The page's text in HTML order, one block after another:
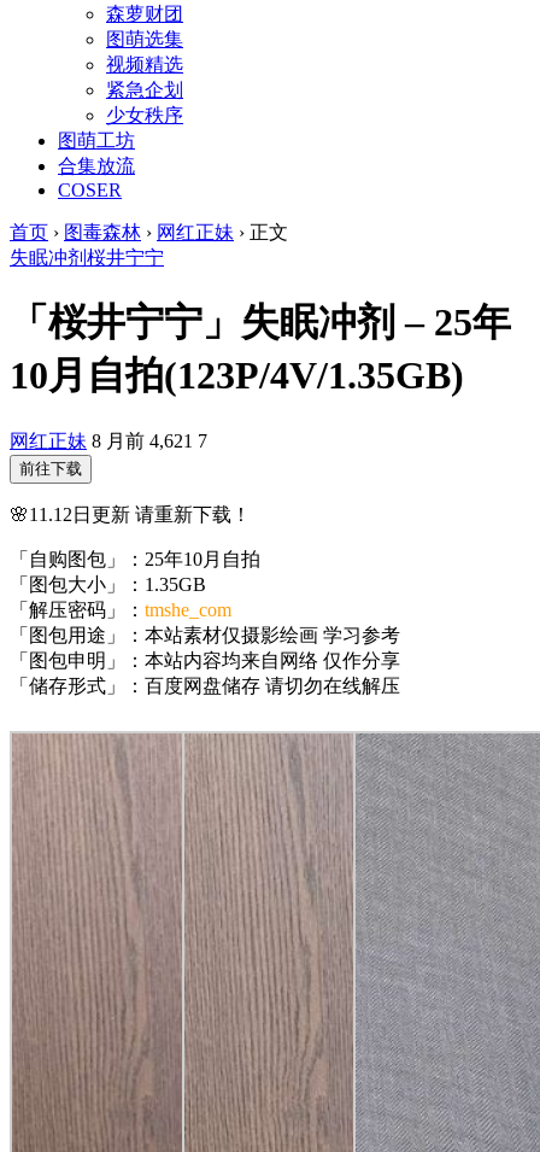
森萝财团
图萌选集
视频精选
紧急企划
少女秩序
图萌工坊
合集放流
COSER
首页 › 图毒森林 › 网红正妹 › 正文
失眠冲剂 桜井宁宁
「桜井宁宁」失眠冲剂 – 25年
10月自拍(123P/4V/1.35GB)
网红正妹 8 月前 4,621 7
前往下载
🌸11.12日更新 请重新下载！
「自购图包」：25年10月自拍
「图包大小」：1.35GB
「解压密码」： tmshe_com
「图包用途」：本站素材仅摄影绘画 学习参考
「图包申明」：本站内容均来自网络 仅作分享
「储存形式」：百度网盘储存 请切勿在线解压